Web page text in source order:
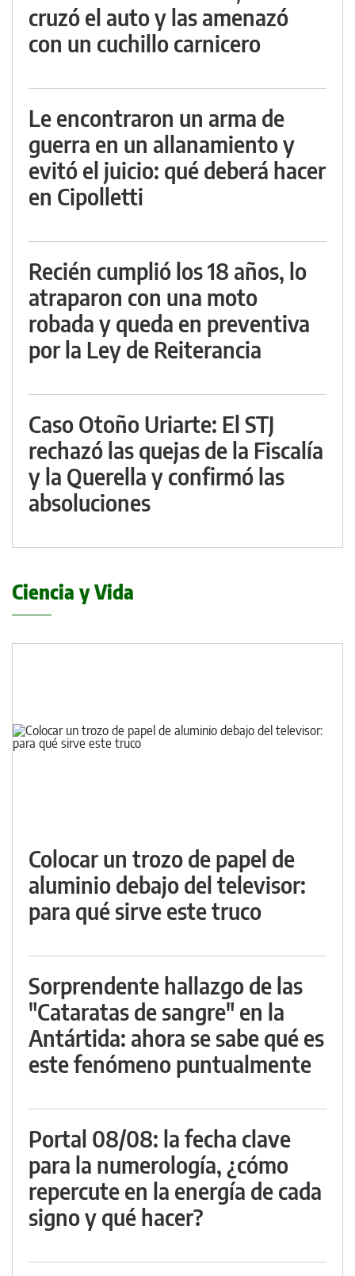
cruzó el auto y las amenazó
con un cuchillo carnicero
Le encontraron un arma de
guerra en un allanamiento y
evitó el juicio: qué deberá hacer
en Cipolletti
Recién cumplió los 18 años, lo
atraparon con una moto
robada y queda en preventiva
por la Ley de Reiterancia
Caso Otoño Uriarte: El STJ
rechazó las quejas de la Fiscalía
y la Querella y confirmó las
absoluciones
Ciencia y Vida
Colocar un trozo de papel de
aluminio debajo del televisor:
para qué sirve este truco
Sorprendente hallazgo de las
"Cataratas de sangre" en la
Antártida: ahora se sabe qué es
este fenómeno puntualmente
Portal 08/08: la fecha clave
para la numerología, ¿cómo
repercute en la energía de cada
signo y qué hacer?